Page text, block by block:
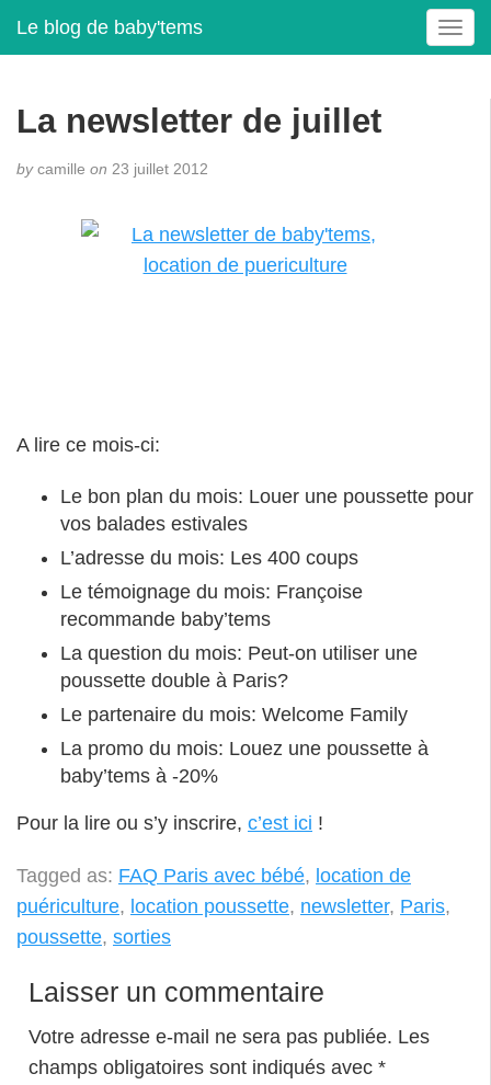
Le blog de baby'tems
T
o
La newsletter de juillet
bycamille on 23 juillet 2012
A lire ce mois-ci:
Le bon plan du mois: Louer une poussette pour
vos balades estivales
L’adresse du mois: Les 400 coups
Le témoignage du mois: Françoise
recommande baby’tems
La question du mois: Peut-on utiliser une
poussette double à Paris?
Le partenaire du mois: Welcome Family
La promo du mois: Louez une poussette à
baby’tems à -20%
Pour la lire ou s’y inscrire, c’est ici !
Tagged as: FAQ Paris avec bébé, location de
puériculture, location poussette, newsletter, Paris,
poussette, sorties
Laisser un commentaire
Votre adresse e-mail ne sera pas publiée. Les
champs obligatoires sont indiqués avec *